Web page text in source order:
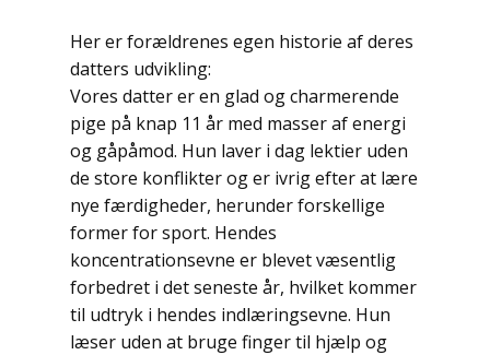
Her er forældrenes egen historie af deres
datters udvikling:
Vores datter er en glad og charmerende
pige på knap 11 år med masser af energi
og gåpåmod. Hun laver i dag lektier uden
de store konflikter og er ivrig efter at lære
nye færdigheder, herunder forskellige
former for sport. Hendes
koncentrationsevne er blevet væsentlig
forbedret i det seneste år, hvilket kommer
til udtryk i hendes indlæringsevne. Hun
læser uden at bruge finger til hjælp og